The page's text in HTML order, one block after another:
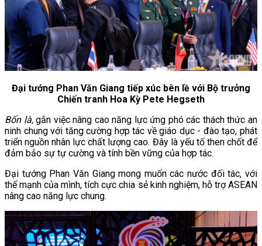
Đại tướng Phan Văn Giang tiếp xúc bên lề với Bộ trưởng
Chiến tranh Hoa Kỳ Pete Hegseth
Bốn là, gắn việc nâng cao năng lực ứng phó các thách thức an
ninh chung với tăng cường hợp tác về giáo dục - đào tạo, phát
triển nguồn nhân lực chất lượng cao. Đây là yếu tố then chốt để
đảm bảo sự tự cường và tính bền vững của hợp tác.
Đại tướng Phan Văn Giang mong muốn các nước đối tác, với
thế mạnh của mình, tích cực chia sẻ kinh nghiệm, hỗ trợ ASEAN
nâng cao năng lực chung.